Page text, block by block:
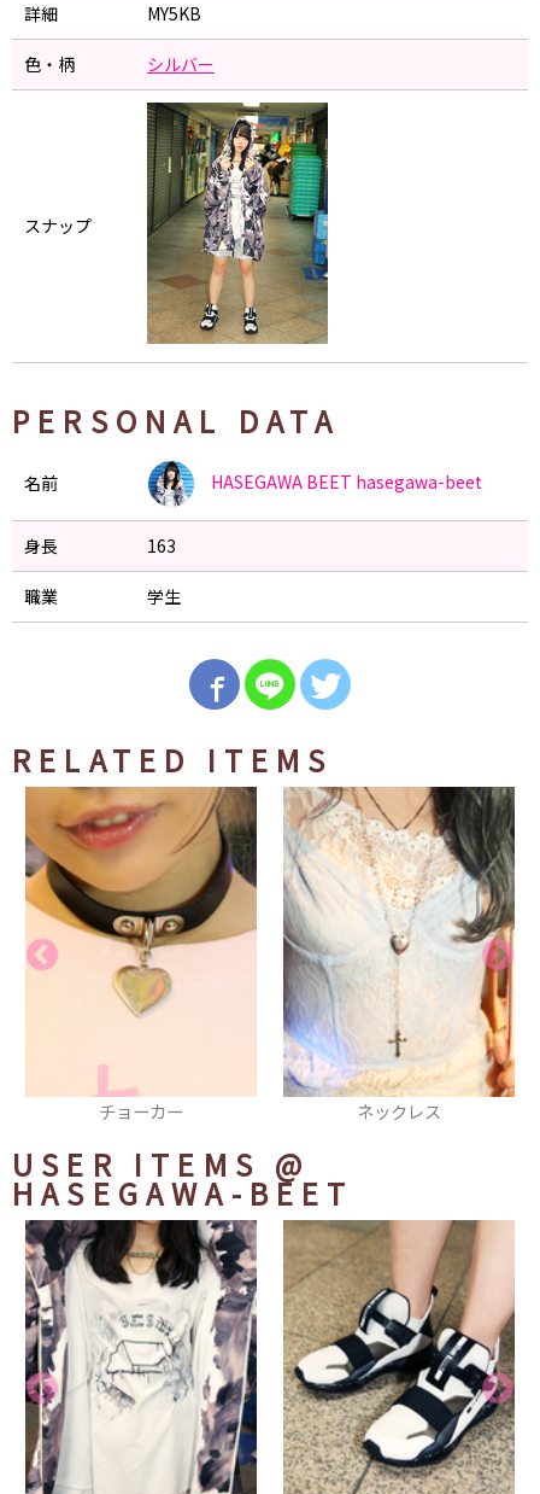
詳細 MY5KB
色・柄 シルバー
スナップ
PERSONAL DATA
名前 HASEGAWA BEET hasegawa-beet
身長 163
職業 学生
RELATED ITEMS
ネックレス 時計
USER ITEMS @
HASEGAWA-BEET